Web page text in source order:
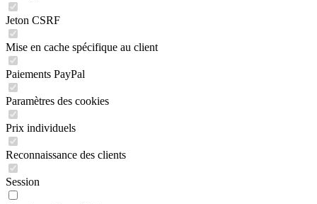
Jeton CSRF
Mise en cache spécifique au client
Paiements PayPal
Paramètres des cookies
Prix individuels
Reconnaissance des clients
Session